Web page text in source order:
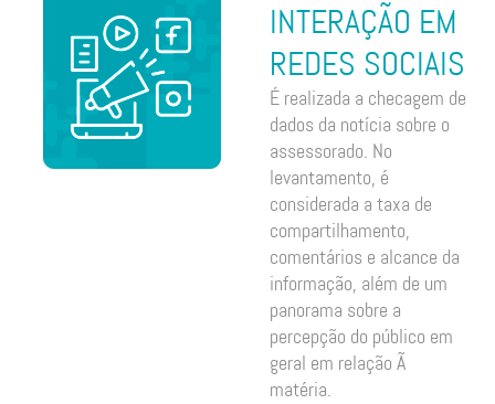
INTERAÇÃO EM
REDES SOCIAIS
É realizada a checagem de
dados da notícia sobre o
assessorado. No
levantamento, é
considerada a taxa de
compartilhamento,
comentários e alcance da
informação, além de um
panorama sobre a
percepção do público em
geral em relação Ã
matéria.